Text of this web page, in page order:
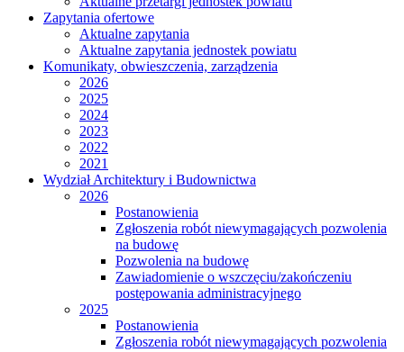
Zapytania ofertowe
Aktualne zapytania
Aktualne zapytania jednostek powiatu
Komunikaty, obwieszczenia, zarządzenia
2026
2025
2024
2023
2022
2021
Wydział Architektury i Budownictwa
2026
Postanowienia
Zgłoszenia robót niewymagających pozwolenia
na budowę
Pozwolenia na budowę
Zawiadomienie o wszczęciu/zakończeniu
postępowania administracyjnego
2025
Postanowienia
Zgłoszenia robót niewymagających pozwolenia